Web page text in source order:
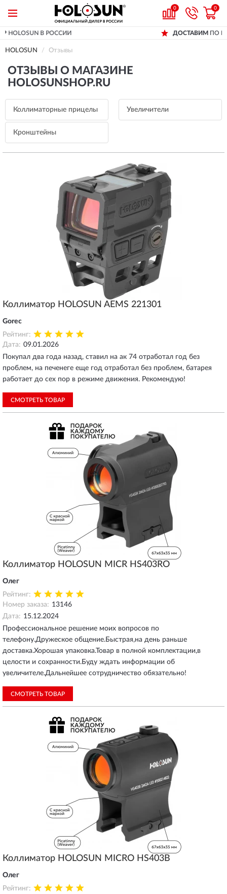
0 0
ПО ВСЕЙ РОССИИ
HOLOSUN Отзывы
ОТЗЫВЫ О МАГАЗИНЕ
HOLOSUNSHOP.RU
Коллиматорные прицелы Увеличители
Кронштейны
Коллиматор HOLOSUN AEMS 221301
Gorec
Рейтинг:
Дата: 09.01.2026
Покупал два года назад, ставил на ак 74 отработал год без
проблем, на печенеге еще год отработал без проблем, батарея
работает до сех пор в режиме движения. Рекомендую!
СМОТРЕТЬ ТОВАР
Коллиматор HOLOSUN MICR HS403RO
Олег
Рейтинг:
Номер заказа: 13146
Дата: 15.12.2024
Профессиональное решение моих вопросов по
телефону.Дружеское общение.Быстрая,на день раньше
доставка.Хорошая упаковка.Товар в полной комплектации,в
целости и сохранности.Буду ждать информации об
увеличителе.Дальнейшее сотрудничество обязательно!
СМОТРЕТЬ ТОВАР
Коллиматор HOLOSUN MICRO HS403B
Олег
Рейтинг: